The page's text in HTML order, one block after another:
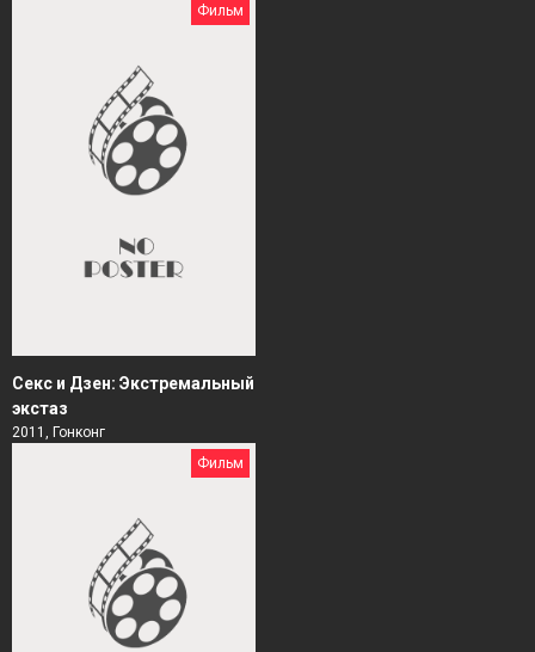
Фильм
Секс и Дзен: Экстремальный
экстаз
2011, Гонконг
Фильм